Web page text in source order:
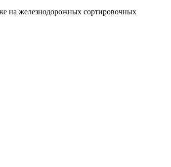
на железнодорожных сортировочных